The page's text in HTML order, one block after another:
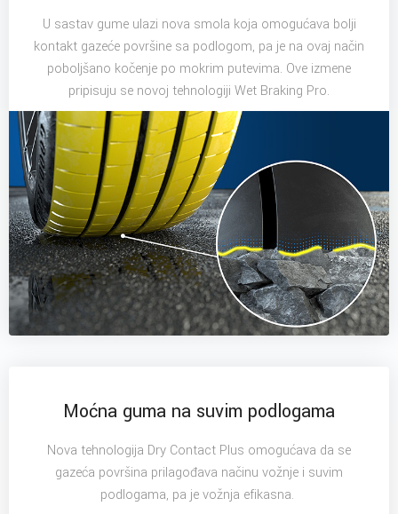
U sastav gume ulazi nova smola koja omogućava bolji
kontakt gazeće površine sa podlogom, pa je na ovaj način
poboljšano kočenje po mokrim putevima. Ove izmene
pripisuju se novoj tehnologiji Wet Braking Pro.
Moćna guma na suvim podlogama
Nova tehnologija Dry Contact Plus omogućava da se
gazeća površina prilagođava načinu vožnje i suvim
podlogama, pa je vožnja efikasna.